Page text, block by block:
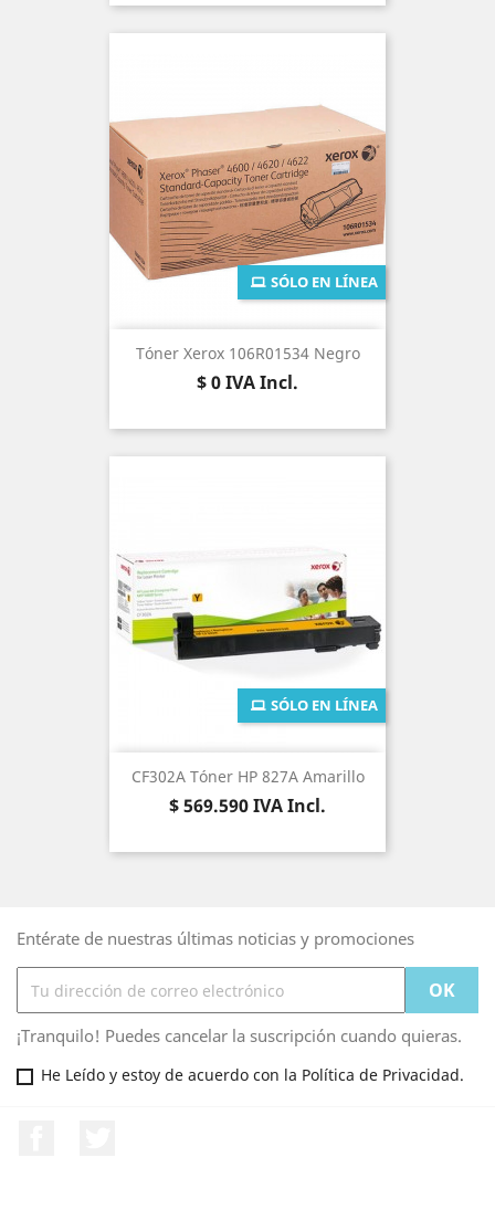
Tóner Xerox 106R01534 Negro
Precio
$ 0IVA Incl.
SÓLO EN LÍNEA
CF302A Tóner HP 827A Amarillo
Precio
$ 569.590IVA Incl.
SÓLO EN LÍNEA
Entérate de nuestras últimas noticias y promociones
¡Tranquilo! Puedes cancelar la suscripción cuando quieras.
He Leído y estoy de acuerdo con la Política de Privacidad.